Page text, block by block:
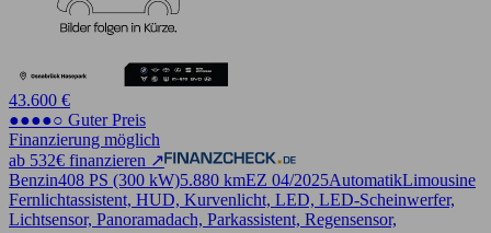
43.600 €
●●●●○ Guter Preis
Finanzierung möglich
ab 532€ finanzieren ↗
Benzin408 PS (300 kW)5.880 kmEZ 04/2025AutomatikLimousine
Fernlichtassistent, HUD, Kurvenlicht, LED, LED-Scheinwerfer,
Lichtsensor, Panoramadach, Parkassistent, Regensensor,